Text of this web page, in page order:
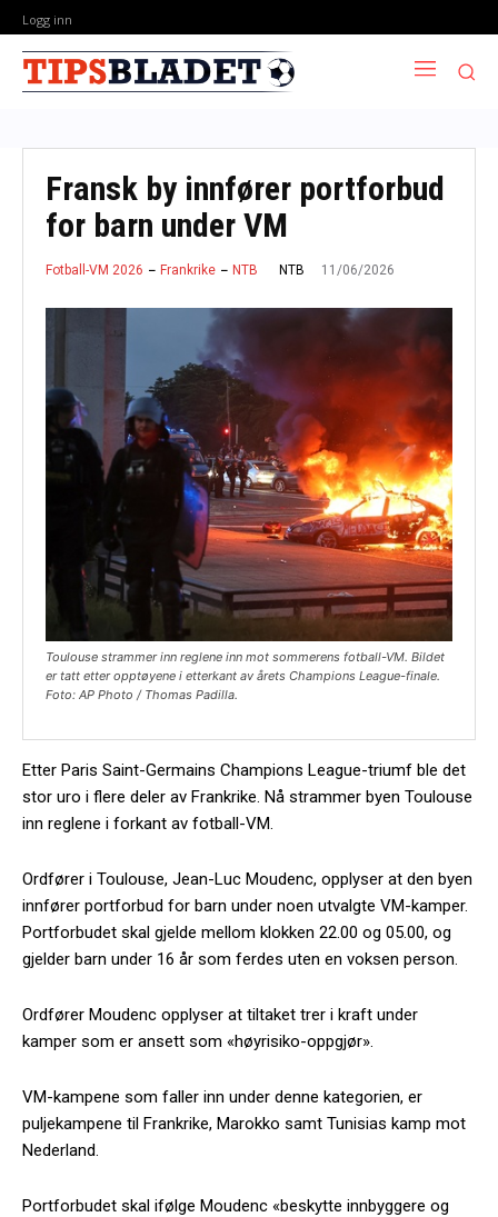
Logg inn
Fransk by innfører portforbud
for barn under VM
Fotball-VM 2026 Frankrike NTB NTB 11/06/2026
Toulouse strammer inn reglene inn mot sommerens fotball-VM. Bildet
er tatt etter opptøyene i etterkant av årets Champions League-finale.
Foto: AP Photo / Thomas Padilla.
Etter Paris Saint-Germains Champions League-triumf ble det
stor uro i flere deler av Frankrike. Nå strammer byen Toulouse
inn reglene i forkant av fotball-VM.
Ordfører i Toulouse, Jean-Luc Moudenc, opplyser at den byen
innfører portforbud for barn under noen utvalgte VM-kamper.
Portforbudet skal gjelde mellom klokken 22.00 og 05.00, og
gjelder barn under 16 år som ferdes uten en voksen person.
Ordfører Moudenc opplyser at tiltaket trer i kraft under
kamper som er ansett som «høyrisiko-oppgjør».
VM-kampene som faller inn under denne kategorien, er
puljekampene til Frankrike, Marokko samt Tunisias kamp mot
Nederland.
Portforbudet skal ifølge Moudenc «beskytte innbyggere og